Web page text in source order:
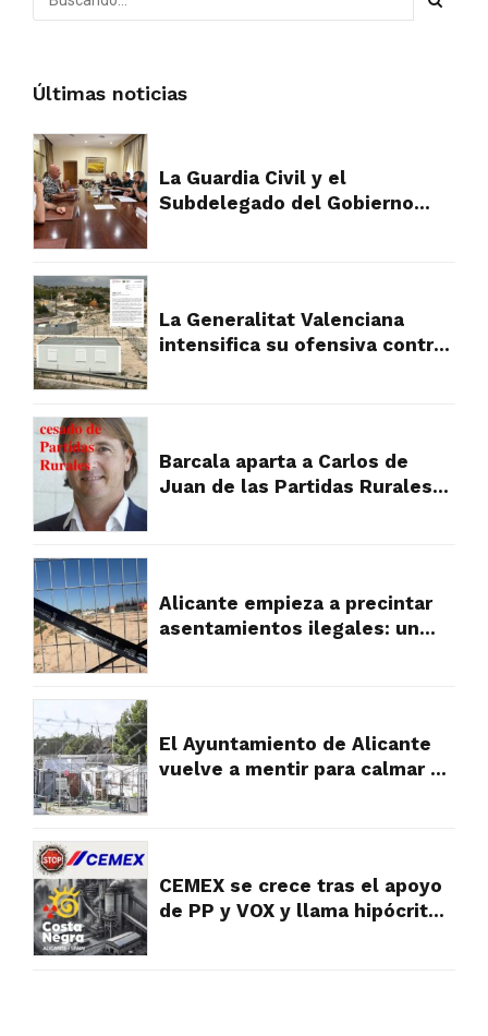
Últimas noticias
La Guardia Civil y el
Subdelegado del Gobierno
La Generalitat Valenciana
intensifica su ofensiva contra
Barcala aparta a Carlos de
Juan de las Partidas Rurales
Alicante empieza a precintar
asentamientos ilegales: un
El Ayuntamiento de Alicante
vuelve a mentir para calmar a
CEMEX se crece tras el apoyo
de PP y VOX y llama hipócritas